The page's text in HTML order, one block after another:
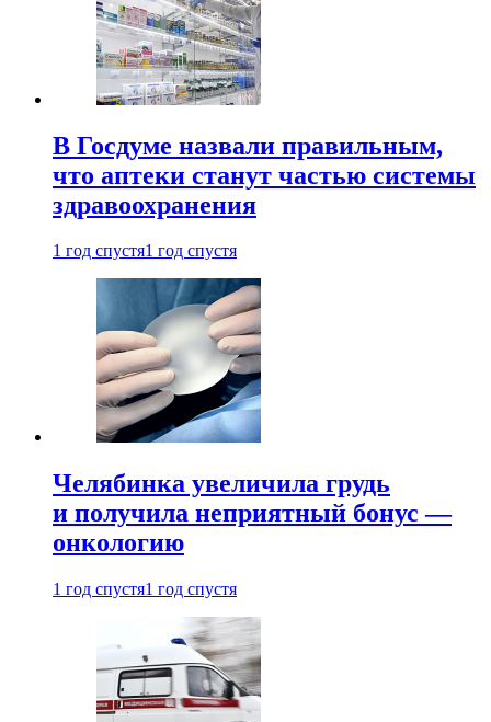
В Госдуме назвали правильным,
что аптеки станут частью системы
здравоохранения
1 год спустя1 год спустя
Челябинка увеличила грудь
и получила неприятный бонус —
онкологию
1 год спустя1 год спустя